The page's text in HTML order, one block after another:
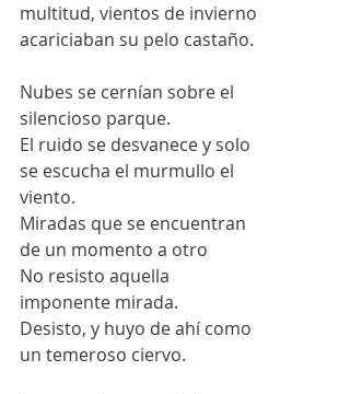
multitud, vientos de invierno
acariciaban su pelo castaño.
Nubes se cernían sobre el
silencioso parque.
El ruido se desvanece y solo
se escucha el murmullo el
viento.
Miradas que se encuentran
de un momento a otro
No resisto aquella
imponente mirada.
Desisto, y huyo de ahí como
un temeroso ciervo.